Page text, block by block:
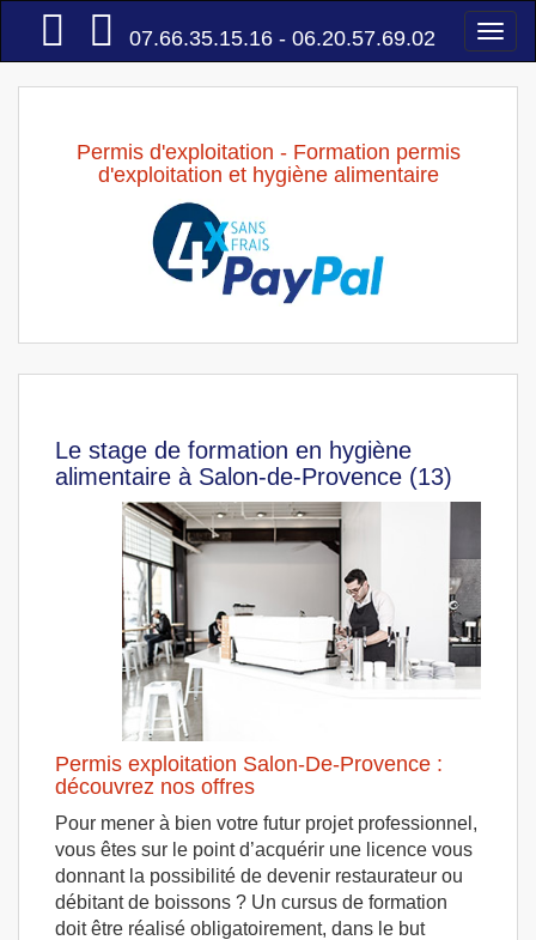
Accueil
07.66.35.15.16 - 06.20.57.69.02
Permis d'exploitation - Formation permis
d'exploitation et hygiène alimentaire
Le stage de formation en hygiène
alimentaire à Salon-de-Provence (13)
Permis exploitation Salon-De-Provence :
découvrez nos offres
Pour mener à bien votre futur projet professionnel,
vous êtes sur le point d’acquérir une licence vous
donnant la possibilité de devenir restaurateur ou
débitant de boissons ? Un cursus de formation
doit être réalisé obligatoirement, dans le but